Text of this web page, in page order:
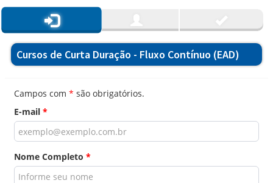
Cursos de Curta Duração - Fluxo Contínuo (EAD)
Campos com * são obrigatórios.
E-mail *
Nome Completo *